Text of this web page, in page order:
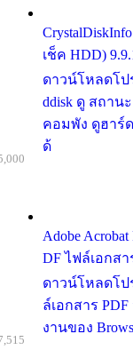
เช็ค HDD)
ดาวน์โหลดโป
ddisk ดู สถาน
คอมพัง ดูฮาร์ด
ด้
Adobe
DF ไฟล์เอกสา
ดาวน์โหลดโปร
ล์เอกสาร
งานของ